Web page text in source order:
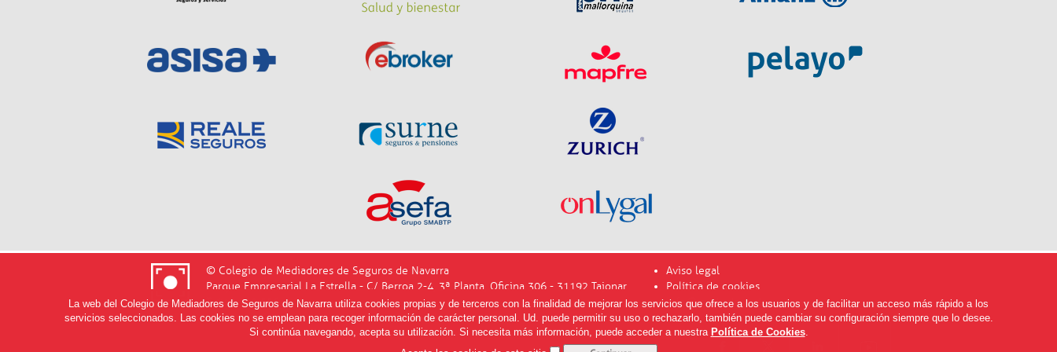
© Colegio de Mediadores de Seguros de Navarra
Parque Empresarial La Estrella - C/ Berroa 2-4, 3ª Planta, Oficina 306 - 31192 Tajonar
T. 948 220 556
Aviso legal
Política de cookies
info@mediadoresdenavarra.com
La web del Colegio de Mediadores de Seguros de Navarra utiliza cookies propias y de terceros con la finalidad de mejorar los servicios que ofrece a los usuarios y de facilitar un acceso más rápido a los
servicios seleccionados. Las cookies no se emplean para recoger información de carácter personal. Ud. puede permitir su uso o rechazarlo, también puede cambiar su configuración siempre que lo desee.
Si continúa navegando, acepta su utilización. Si necesita más información, puede acceder a nuestra Política de Cookies.